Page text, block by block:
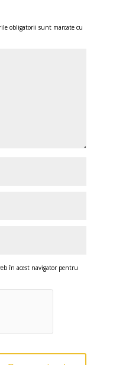
obligatorii sunt marcate cu
în acest navigator pentru